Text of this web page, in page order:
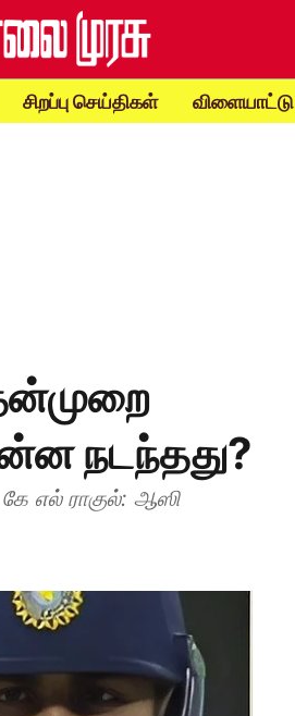
சிறப்பு செய்திகள் விளையாட்டு
நடந்தது?
எல் ராகுல்: ஆஸி